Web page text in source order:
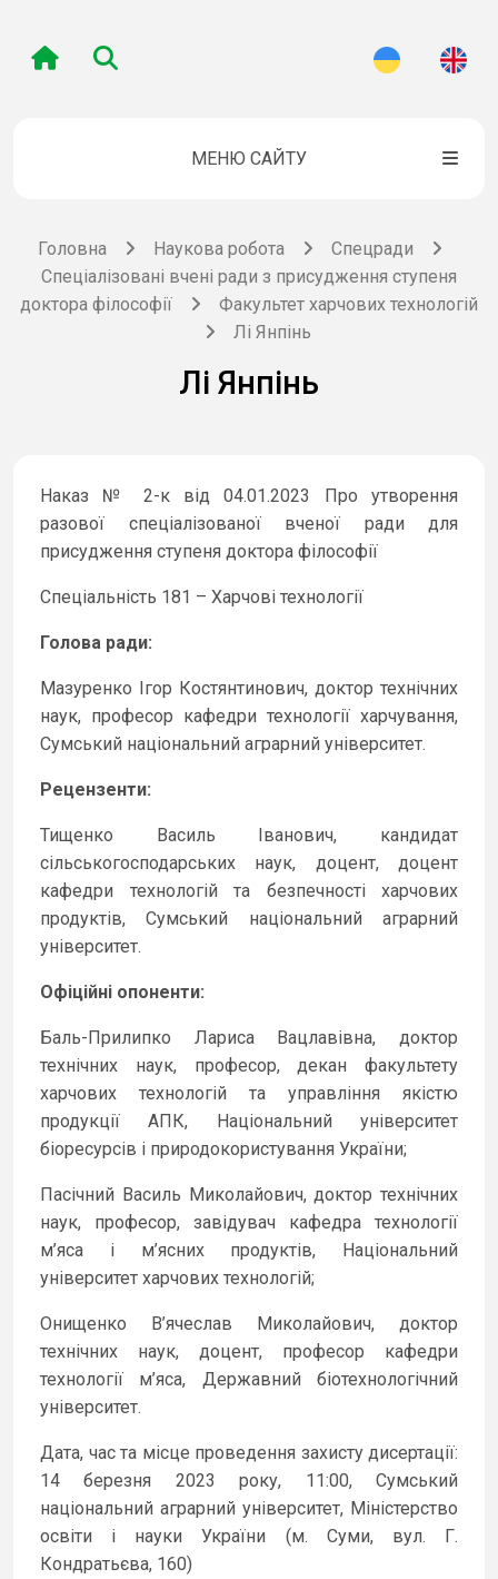
МЕНЮ САЙТУ
Головна Наукова робота
Спецради
Спеціалізовані вчені ради з присудження ступеня
доктора філософії
Факультет харчових технологій
Лі Янпінь
Лі Янпінь
Наказ № 2-к від 04.01.2023 Про утворення
разової спеціалізованої вченої ради для
присудження ступеня доктора філософії
Спеціальність 181 – Харчові технології
Голова ради:
Мазуренко Ігор Костянтинович, доктор технічних
наук, професор кафедри технології харчування,
Сумський національний аграрний університет.
Рецензенти:
Тищенко Василь Іванович, кандидат
сільськогосподарських наук, доцент, доцент
кафедри технологій та безпечності харчових
продуктів, Сумський національний аграрний
університет.
Офіційні опоненти:
Баль-Прилипко Лариса Вацлавівна, доктор
технічних наук, професор, декан факультету
харчових технологій та управління якістю
продукції АПК, Національний університет
біоресурсів і природокористування України;
Пасічний Василь Миколайович, доктор технічних
наук, професор, завідувач кафедра технології
м’яса і м’ясних продуктів, Національний
університет харчових технологій;
Онищенко В’ячеслав Миколайович, доктор
технічних наук, доцент, професор кафедри
технології м’яса, Державний біотехнологічний
університет.
Дата, час та місце проведення захисту дисертації:
14 березня 2023 року, 11:00, Сумський
національний аграрний університет, Міністерство
освіти і науки України (м. Суми, вул. Г.
Кондратьєва, 160)